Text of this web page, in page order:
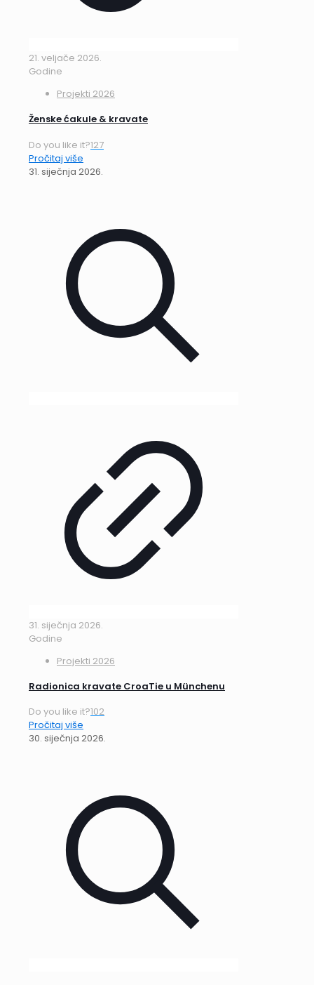
21. veljače 2026.
Godine
Projekti 2026
Ženske ćakule & kravate
Do you like it?127
Pročitaj više
31. siječnja 2026.
31. siječnja 2026.
Godine
Projekti 2026
Radionica kravate CroaTie u Münchenu
Do you like it?102
Pročitaj više
30. siječnja 2026.